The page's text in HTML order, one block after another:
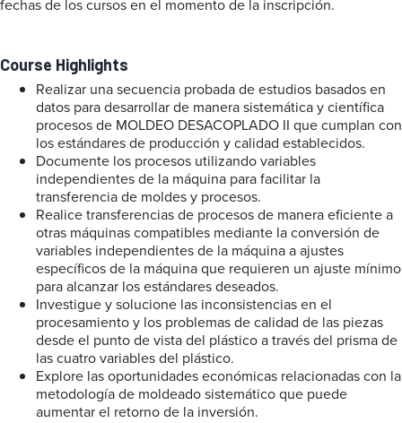
fechas de los cursos en el momento de la inscripción.
Course Highlights
Realizar una secuencia probada de estudios basados en
datos para desarrollar de manera sistemática y científica
procesos de MOLDEO DESACOPLADO II que cumplan con
los estándares de producción y calidad establecidos.
Documente los procesos utilizando variables
independientes de la máquina para facilitar la
transferencia de moldes y procesos.
Realice transferencias de procesos de manera eficiente a
otras máquinas compatibles mediante la conversión de
variables independientes de la máquina a ajustes
específicos de la máquina que requieren un ajuste mínimo
para alcanzar los estándares deseados.
Investigue y solucione las inconsistencias en el
procesamiento y los problemas de calidad de las piezas
desde el punto de vista del plástico a través del prisma de
las cuatro variables del plástico.
Explore las oportunidades económicas relacionadas con la
metodología de moldeado sistemático que puede
aumentar el retorno de la inversión.